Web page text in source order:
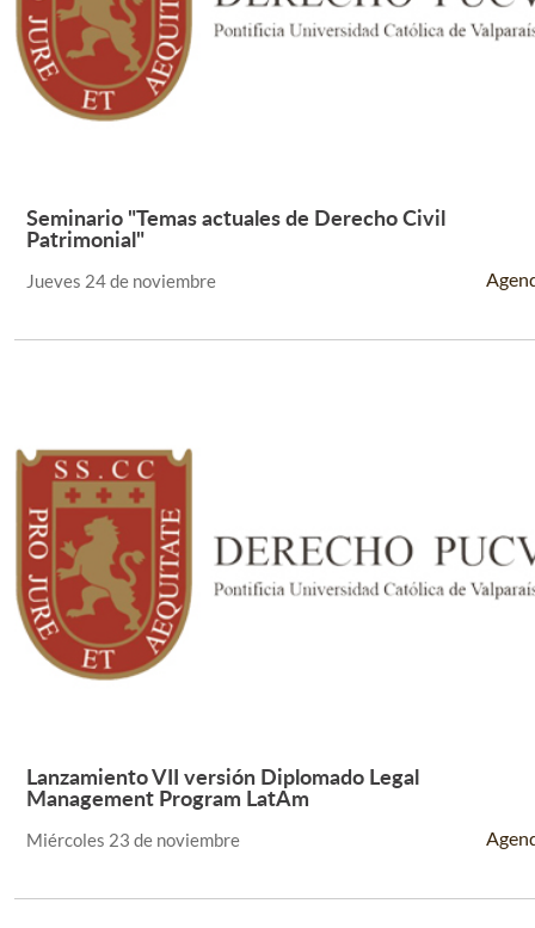
Leer Más +
Seminario "Temas actuales de Derecho Civil
Patrimonial"
Jueves 24 de noviembre
Leer Más +
Lanzamiento VII versión Diplomado Legal
Management Program LatAm
Miércoles 23 de noviembre